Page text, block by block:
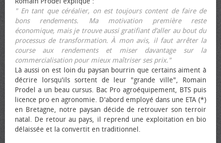
" En tant que céréalier, on est toujours content de faire de
bons rendements. Ma motivation première reste
économique, mais je trouve aussi gratifiant d’aller au bout du
processus de transformation. À mon avis, il faut arrêter la
course aux rendements et miser davantage sur la
commercialisation pour mieux maîtriser ses prix."
Là aussi on est loin du paysan bourrin que certains aiment à
décrire lorsqu'ils sortent de leur "grande ville", Romain
Prodel a un beau cursus. Bac Pro agroéquipement, BTS puis
licence pro en agronomie. D'abord employé dans une ETA (*)
en Bretagne, notre paysan décide de retrouver son terroir
natal. De retour au pays, il reprend une exploitation en bio
délaissée et la convertit en traditionnel.